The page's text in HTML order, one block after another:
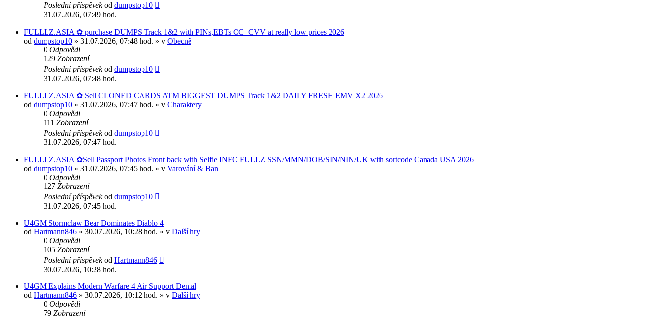
Poslední příspěvekod dumpstop10
31.07.2026, 07:49 hod.
FULLLZ.ASIA ✿ purchase DUMPS Track 1&2 with PINs,EBTs CC+CVV at really low prices 2026
od dumpstop10 » 31.07.2026, 07:48 hod. » v Obecně
0 Odpovědi
129 Zobrazení
Poslední příspěvekod dumpstop10
31.07.2026, 07:48 hod.
FULLLZ.ASIA ✿ Sell CLONED CARDS ATM BIGGEST DUMPS Track 1&2 DAILY FRESH EMV X2 2026
od dumpstop10 » 31.07.2026, 07:47 hod. » v Charaktery
0 Odpovědi
111 Zobrazení
Poslední příspěvekod dumpstop10
31.07.2026, 07:47 hod.
FULLLZ.ASIA ✿Sell Passport Photos Front back with Selfie INFO FULLZ SSN/MMN/DOB/SIN/NIN/UK with sortcode Canada USA 2026
od dumpstop10 » 31.07.2026, 07:45 hod. » v Varování & Ban
0 Odpovědi
127 Zobrazení
Poslední příspěvekod dumpstop10
31.07.2026, 07:45 hod.
U4GM Stormclaw Bear Dominates Diablo 4
od Hartmann846 » 30.07.2026, 10:28 hod. » v Další hry
0 Odpovědi
105 Zobrazení
Poslední příspěvekod Hartmann846
30.07.2026, 10:28 hod.
U4GM Explains Modern Warfare 4 Air Support Denial
od Hartmann846 » 30.07.2026, 10:12 hod. » v Další hry
0 Odpovědi
79 Zobrazení